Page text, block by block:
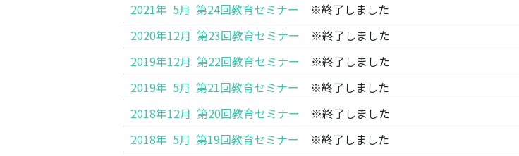
2021年 5月 第24回教育セミナー ※終了しました
2020年12月 第23回教育セミナー ※終了しました
2019年12月 第22回教育セミナー ※終了しました
2019年 5月 第21回教育セミナー ※終了しました
2018年12月 第20回教育セミナー ※終了しました
2018年 5月 第19回教育セミナー ※終了しました